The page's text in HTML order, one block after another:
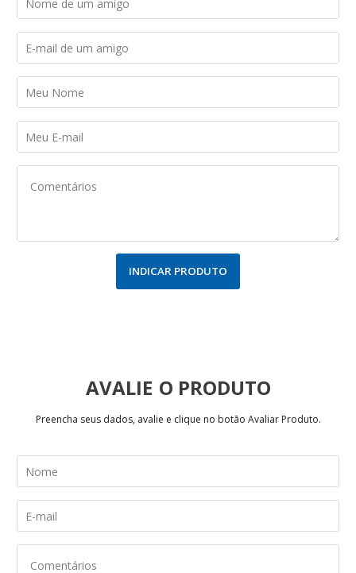
INDICAR PRODUTO
AVALIE
Preencha seus dados, avalie e clique no botão Avaliar Produto.